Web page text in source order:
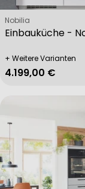
Einbauküche -
Verkäufer:
Nobilia
+ Weitere Varianten
Regulärer Preis
4.199,00 €